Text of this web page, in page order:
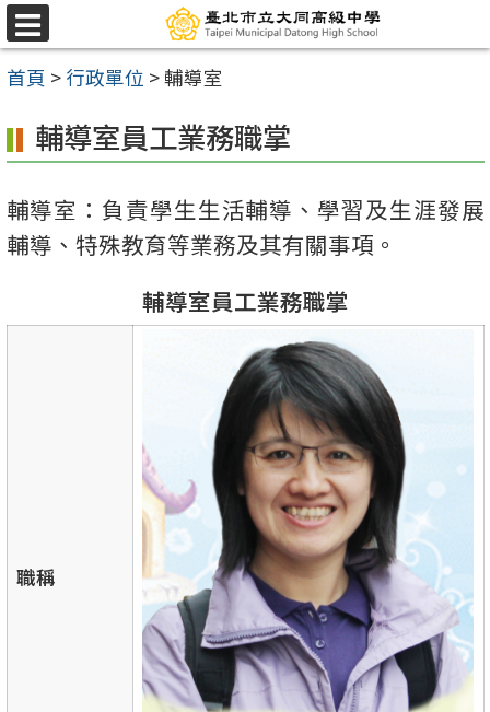
跳
至
主
內
區
選
單
首頁 > 行政單位 >輔導室
輔導室員工業務職掌
輔導室：負責學生生活輔導、學習及生涯發展
輔導、特殊教育等業務及其有關事項。
輔導室員工業務職掌
職稱